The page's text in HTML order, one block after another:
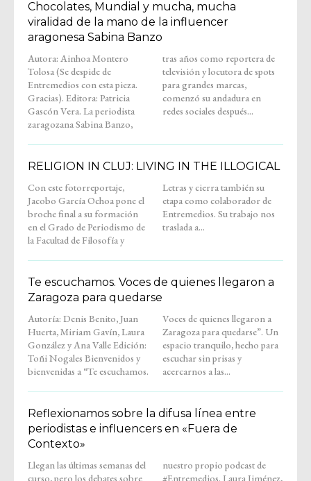
Chocolates, Mundial y mucha, mucha
viralidad de la mano de la influencer
aragonesa Sabina Banzo
Autora: Ainhoa Montero
Tolosa (Se despide de
Entremedios con esta pieza.
Gracias). Editora: Patricia
Gascón Vera. La periodista
zaragozana Sabina Banzo,
tras años como reportera de
televisión y locutora de spots
para grandes marcas,
comenzó su andadura en
redes sociales después...
RELIGION IN CLUJ: LIVING IN THE ILLOGICAL
Con este fotorreportaje,
Jacobo García Ochoa pone el
broche final a su formación
en el Grado de Periodismo de
la Facultad de Filosofía y
Letras y cierra también su
etapa como colaborador de
Entremedios. Su trabajo nos
traslada a...
Te escuchamos. Voces de quienes llegaron a
Zaragoza para quedarse
Autoría: Denis Benito, Juan
Huerta, Miriam Gavín, Laura
González y Ana Valle Edición:
Toñi Nogales Bienvenidos y
bienvenidas a “Te escuchamos.
Voces de quienes llegaron a
Zaragoza para quedarse”. Un
espacio tranquilo, hecho para
escuchar sin prisas y
acercarnos a las...
Reflexionamos sobre la difusa línea entre
periodistas e influencers en «Fuera de
Contexto»
Llegan las últimas semanas del
curso, pero los debates sobre
nuestro propio podcast de
#Entremedios. Laura Jiménez,